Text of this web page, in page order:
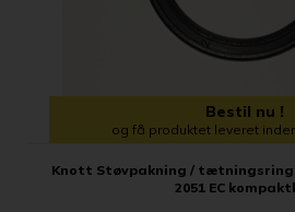
Bestil nu !
og få produktet leveret
Knott Støvpakning /
2051 EC